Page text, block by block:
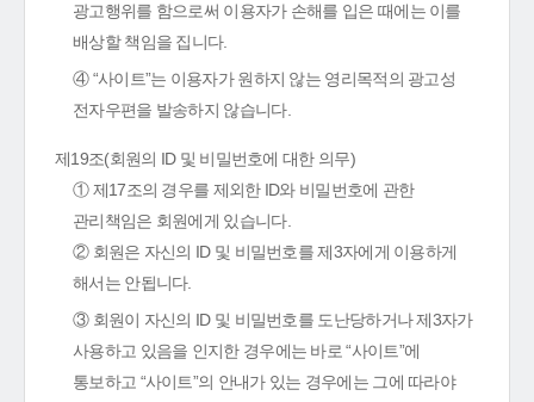
광고행위를 함으로써 이용자가 손해를 입은 때에는 이를
배상할 책임을 집니다.
④ “사이트”는 이용자가 원하지 않는 영리목적의 광고성
전자우편을 발송하지 않습니다.
제19조(회원의 ID 및 비밀번호에 대한 의무)
① 제17조의 경우를 제외한 ID와 비밀번호에 관한
관리책임은 회원에게 있습니다.
② 회원은 자신의 ID 및 비밀번호를 제3자에게 이용하게
해서는 안됩니다.
③ 회원이 자신의 ID 및 비밀번호를 도난당하거나 제3자가
사용하고 있음을 인지한 경우에는 바로 “사이트”에
통보하고 “사이트”의 안내가 있는 경우에는 그에 따라야